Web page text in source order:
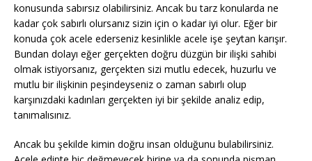
konusunda sabırsız olabilirsiniz. Ancak bu tarz konularda ne
kadar çok sabırlı olursanız sizin için o kadar iyi olur. Eğer bir
konuda çok acele ederseniz kesinlikle acele işe şeytan karışır.
Bundan dolayı eğer gerçekten doğru düzgün bir ilişki sahibi
olmak istiyorsanız, gerçekten sizi mutlu edecek, huzurlu ve
mutlu bir ilişkinin peşindeyseniz o zaman sabırlı olup
karşınızdaki kadınları gerçekten iyi bir şekilde analiz edip,
tanımalısınız.
Ancak bu şekilde kimin doğru insan olduğunu bulabilirsiniz.